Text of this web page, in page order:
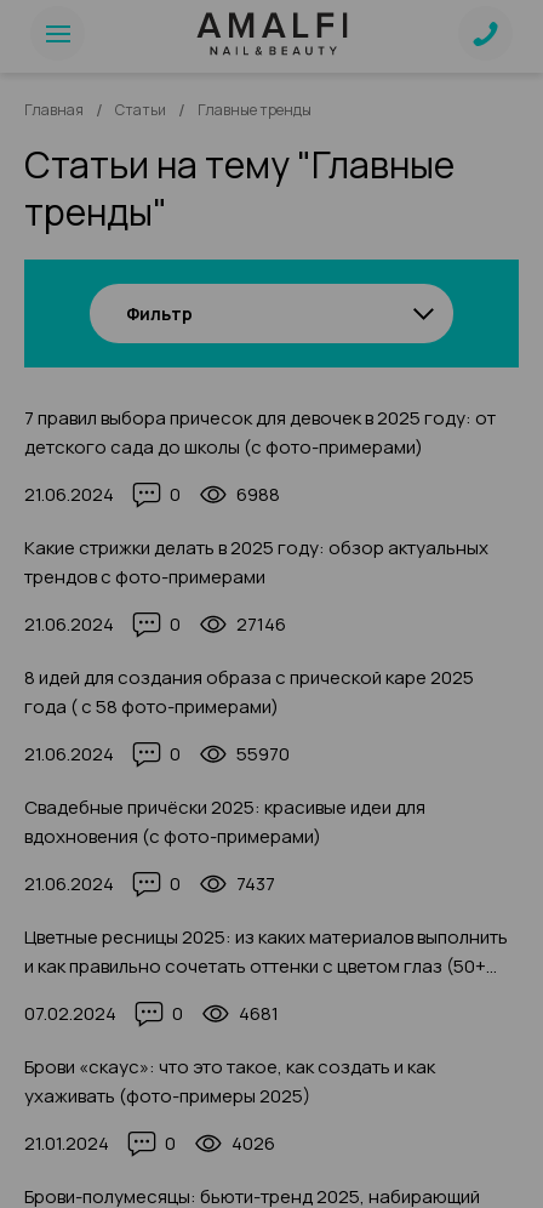
Главная / Статьи / Главные тренды
Статьи на тему "Главные
тренды"
Фильтр
7 правил выбора причесок для девочек в 2025 году: от
детского сада до школы (с фото-примерами)
21.06.2024
0 6988
Какие стрижки делать в 2025 году: обзор актуальных
трендов с фото-примерами
21.06.2024
0 27146
8 идей для создания образа с прической каре 2025
года ( с 58 фото-примерами)
21.06.2024
0 55970
Свадебные причёски 2025: красивые идеи для
вдохновения (с фото-примерами)
21.06.2024
0 7437
Цветные ресницы 2025: из каких материалов выполнить
и как правильно сочетать оттенки с цветом глаз (50+
07.02.2024 0 4681
Брови «скаус»: что это такое, как создать и как
ухаживать (фото-примеры 2025)
21.01.2024
0 4026
Брови-полумесяцы: бьюти-тренд 2025, набирающий